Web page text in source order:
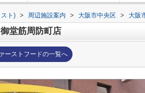
ト) > 周辺施設案内 > 大阪市中央区 > 大阪
堂筋周防町店
ーストフードの一覧へ